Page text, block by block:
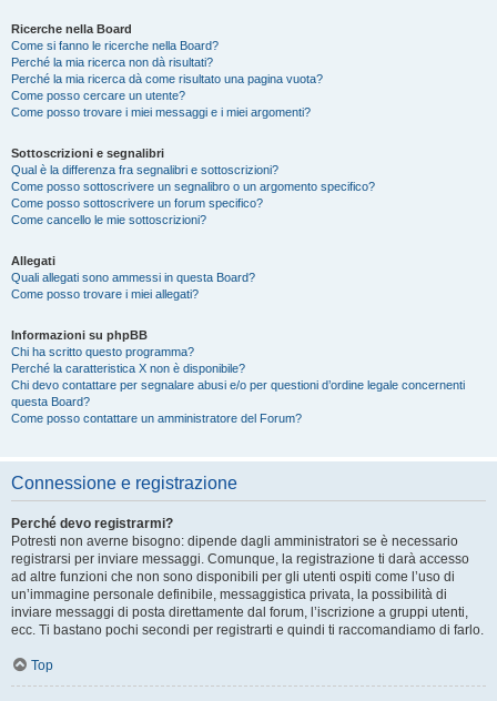
Ricerche nella Board
Come si fanno le ricerche nella Board?
Perché la mia ricerca non dà risultati?
Perché la mia ricerca dà come risultato una pagina vuota?
Come posso cercare un utente?
Come posso trovare i miei messaggi e i miei argomenti?
Sottoscrizioni e segnalibri
Qual è la differenza fra segnalibri e sottoscrizioni?
Come posso sottoscrivere un segnalibro o un argomento specifico?
Come posso sottoscrivere un forum specifico?
Come cancello le mie sottoscrizioni?
Allegati
Quali allegati sono ammessi in questa Board?
Come posso trovare i miei allegati?
Informazioni su phpBB
Chi ha scritto questo programma?
Perché la caratteristica X non è disponibile?
Chi devo contattare per segnalare abusi e/o per questioni d’ordine legale concernenti
questa Board?
Come posso contattare un amministratore del Forum?
Connessione e registrazione
Perché devo registrarmi?
Potresti non averne bisogno: dipende dagli amministratori se è necessario
registrarsi per inviare messaggi. Comunque, la registrazione ti darà accesso
ad altre funzioni che non sono disponibili per gli utenti ospiti come l’uso di
un’immagine personale definibile, messaggistica privata, la possibilità di
inviare messaggi di posta direttamente dal forum, l’iscrizione a gruppi utenti,
ecc. Ti bastano pochi secondi per registrarti e quindi ti raccomandiamo di farlo.
Top